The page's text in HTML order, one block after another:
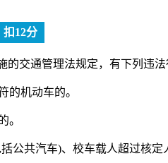
扣12分
的交通管理法规定，有下列违
的机动车的。
。
公共汽车)、校车载人超过核定